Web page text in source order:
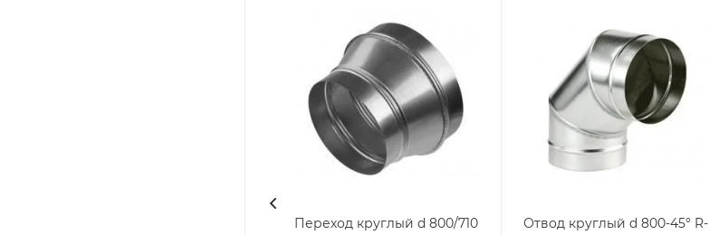
Переход круглый d 800/710
Отвод круглый d 800-45° R-